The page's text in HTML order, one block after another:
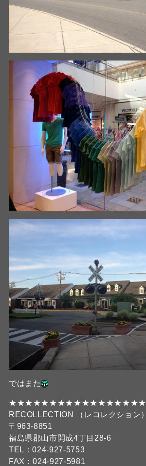
ではまた
RECOLLECTION （レコレクション）
〒963-8851
福島県郡山市開成4丁目28-6
TEL：024-927-5753
FAX：024-927-5981